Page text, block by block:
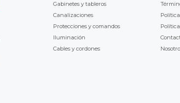
Gabinetes y tableros
Canalizaciones
Protecciones y comandos
Iluminación
Cables y cordones